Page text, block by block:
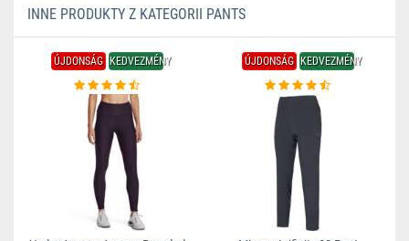
INNE PRODUKTY Z KATEGORII PANTS
ÚJDONSÁG KEDVEZMÉNY ÚJDONSÁG KEDVEZMÉNY